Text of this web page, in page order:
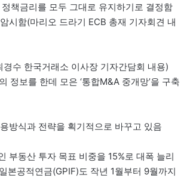
책금리를 모두 그대로 유지하기로 결정함
시함(마리오 드라기 ECB 총재 기자회견 내
수 한국거래소 이사장 기자간담회 내용)
보를 한데 모은 ‘통합M&A 중개망’을 구축
방식과 전략을 획기적으로 바꾸고 있음
부동산 투자 목표 비중을 15%로 대폭 늘리
본공적연금(GPIF)도 작년 1월부터 9월까지